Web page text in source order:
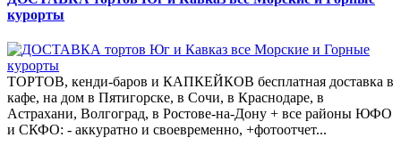
курорты
ТОРТОВ, кенди-баров и КАПКЕЙКОВ бесплатная доставка в
кафе, на дом в Пятигорске, в Сочи, в Краснодаре, в
Астрахани, Волгоград, в Ростове-на-Дону + все районы ЮФО
и СКФО: - аккуратно и своевременно, +фотоотчет...